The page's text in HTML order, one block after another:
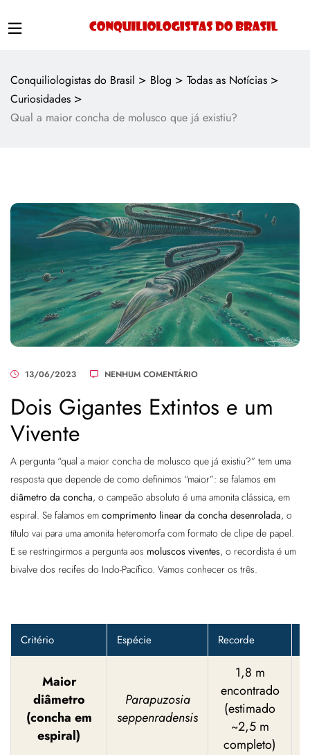
Conquiliologistas do Brasil > Blog > Todas as Notícias >
Curiosidades >
Qual a maior concha de molusco que já existiu?
13/06/2023 NENHUM COMENTÁRIO
Dois Gigantes Extintos e um
Vivente
A pergunta “qual a maior concha de molusco que já existiu?” tem uma
resposta que depende de como definimos “maior”: se falamos em
diâmetro da concha, o campeão absoluto é uma amonita clássica, em
espiral. Se falamos em comprimento linear da concha desenrolada, o
título vai para uma amonita heteromorfa com formato de clipe de papel.
E se restringirmos a pergunta aos moluscos viventes, o recordista é um
bivalve dos recifes do Indo-Pacífico. Vamos conhecer os três.
Critério Espécie Recorde
Maior
diâmetro
(concha em
espiral)
Parapuzosia
seppenradensis
1,8 m
encontrado
(estimado
~2,5 m
completo)